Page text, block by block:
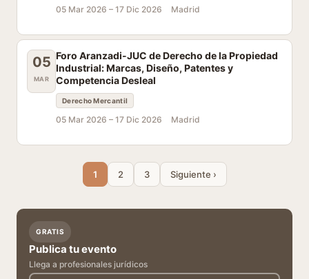
05 Mar 2026 – 17 Dic 2026 Madrid
05
MAR
Foro Aranzadi-JUC de Derecho de la Propiedad
Industrial: Marcas, Diseño, Patentes y
Competencia Desleal
Derecho Mercantil
05 Mar 2026 – 17 Dic 2026 Madrid
1 2 3 Siguiente ›
GRATIS
Publica tu evento
Llega a profesionales jurídicos